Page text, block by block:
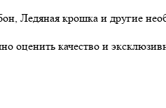
Ледяная крошка и другие
оценить качество и